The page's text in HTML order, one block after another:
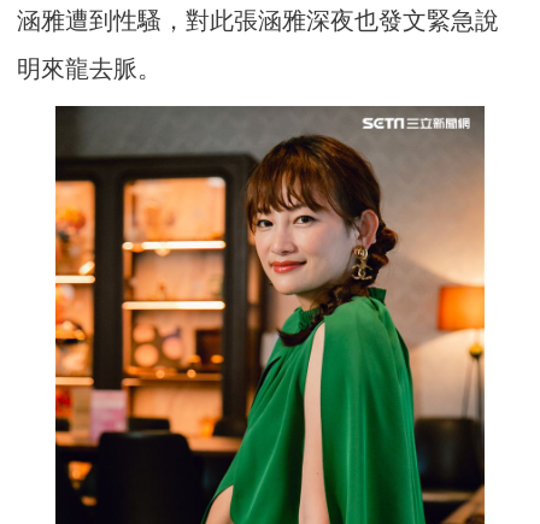
涵雅遭到性騷，對此張涵雅深夜也發文緊急說
明來龍去脈。